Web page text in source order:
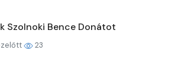
Szolnoki Bence Donátot
23